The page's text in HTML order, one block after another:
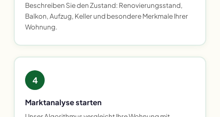
Beschreiben Sie den Zustand: Renovierungsstand,
Balkon, Aufzug, Keller und besondere Merkmale Ihrer
Wohnung.
4
Marktanalyse starten